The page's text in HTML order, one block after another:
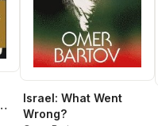
Israel: What Went
Wrong?